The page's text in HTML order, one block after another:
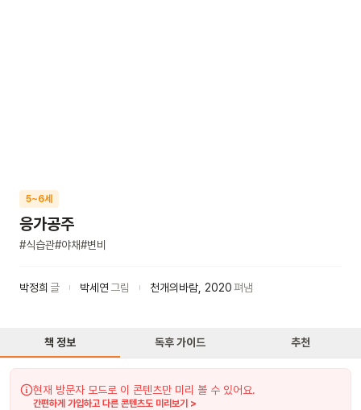
5~6세
응가공주
#식습관#야채#변비
박정희 글 박세연 그림 천개의바람 2020펴냄
책 정보 독후 가이드 추천
현재 방문자 모드로 이 콘텐츠만 미리 볼 수 있어요.
간편하게 가입하고 다른 콘텐츠도 미리보기 >